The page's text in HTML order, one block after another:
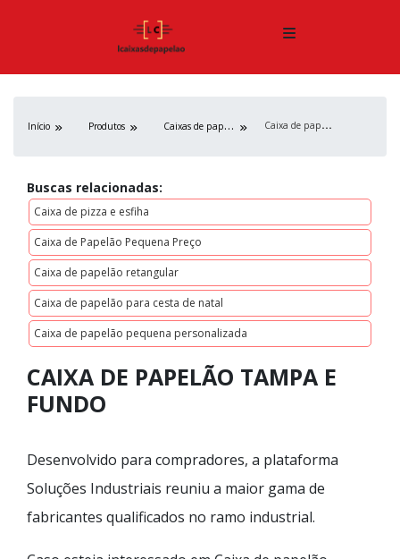
Início Produtos C
aixas de papelão C
aixa de papelão tampa e fundo
Buscas relacionadas:
Caixa de pizza e esfiha
Caixa de Papelão Pequena Preço
Caixa de papelão retangular
Caixa de papelão para cesta de natal
Caixa de papelão pequena personalizada
CAIXA DE PAPELÃO TAMPA E
FUNDO
Desenvolvido para compradores, a plataforma
Soluções Industriais reuniu a maior gama de
fabricantes qualificados no ramo industrial.